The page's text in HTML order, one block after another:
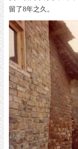
留了8年之久。